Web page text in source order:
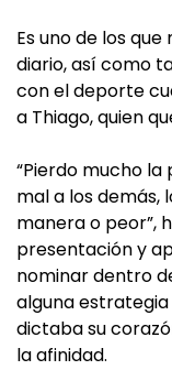
Es uno de los
diario, así como
con el deporte
a Thiago, quien
“Pierdo mucho
mal a los demás,
manera o peor”,
presentación y
nominar dentro
alguna
dictaba su
la afinidad.